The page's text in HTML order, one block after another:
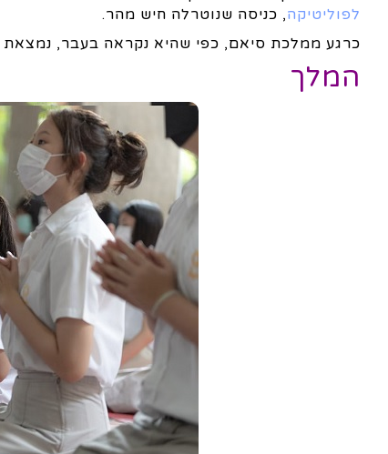
לפוליטיקה, כניסה שנוטרלה חיש מהר.
כרגע ממלכת סיאם, כפי שהיא נקראה בעבר, נמצאת
המלך